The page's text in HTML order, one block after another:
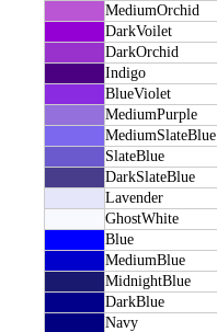
MediumOrchid
DarkVoilet
DarkOrchid
Indigo
BlueViolet
MediumPurple
MediumSlateBlue
SlateBlue
DarkSlateBlue
Lavender
GhostWhite
Blue
MediumBlue
MidnightBlue
DarkBlue
Navy